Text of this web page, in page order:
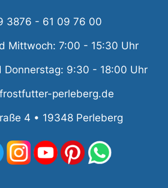
3876 - 61 09 76 00
Mittwoch: 7:00 - 15:30 Uhr
Donnerstag: 9:30 - 18:00 Uhr
perleberg.de
4 • 19348 Perleberg